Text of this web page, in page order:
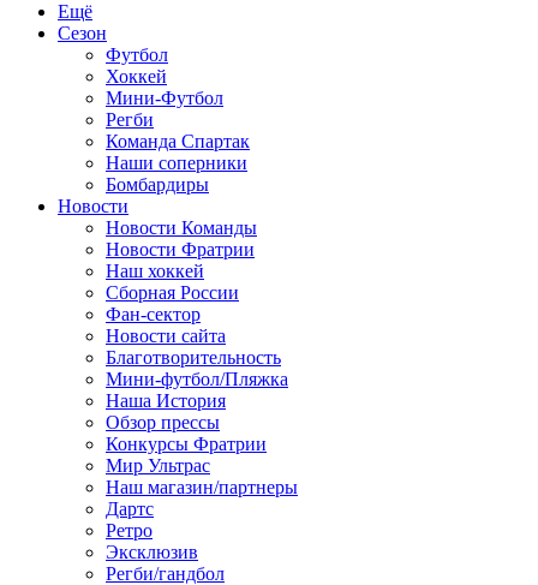
Ещё
Сезон
Футбол
Хоккей
Мини-Футбол
Регби
Команда Спартак
Наши соперники
Бомбардиры
Новости
Новости Команды
Новости Фратрии
Наш хоккей
Сборная России
Фан-cектор
Новости сайта
Благотворительность
Мини-футбол/Пляжка
Наша История
Обзор прессы
Конкурсы Фратрии
Мир Ультрас
Наш магазин/партнеры
Дартс
Ретро
Эксклюзив
Регби/гандбол